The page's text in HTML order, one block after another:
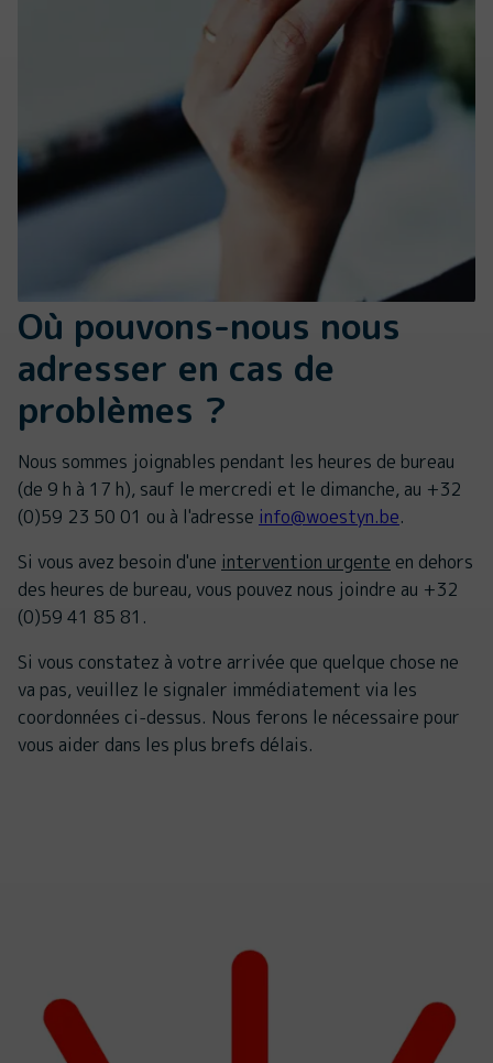
Où pouvons-nous nous
adresser en cas de
problèmes ?
Nous sommes joignables pendant les heures de bureau
(de 9 h à 17 h), sauf le mercredi et le dimanche, au +32
(0)59 23 50 01 ou à l'adresse info@woestyn.be.
Si vous avez besoin d'une intervention urgente en dehors
des heures de bureau, vous pouvez nous joindre au +32
(0)59 41 85 81.
Si vous constatez à votre arrivée que quelque chose ne
va pas, veuillez le signaler immédiatement via les
coordonnées ci-dessus. Nous ferons le nécessaire pour
vous aider dans les plus brefs délais.